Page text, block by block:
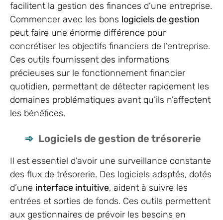
facilitent la gestion des finances d’une entreprise.
Commencer avec les bons logiciels de gestion
peut faire une énorme différence pour
concrétiser les objectifs financiers de l’entreprise.
Ces outils fournissent des informations
précieuses sur le fonctionnement financier
quotidien, permettant de détecter rapidement les
domaines problématiques avant qu’ils n’affectent
les bénéfices.
Logiciels de gestion de trésorerie
Il est essentiel d’avoir une surveillance constante
des flux de trésorerie. Des logiciels adaptés, dotés
d’une interface intuitive, aident à suivre les
entrées et sorties de fonds. Ces outils permettent
aux gestionnaires de prévoir les besoins en